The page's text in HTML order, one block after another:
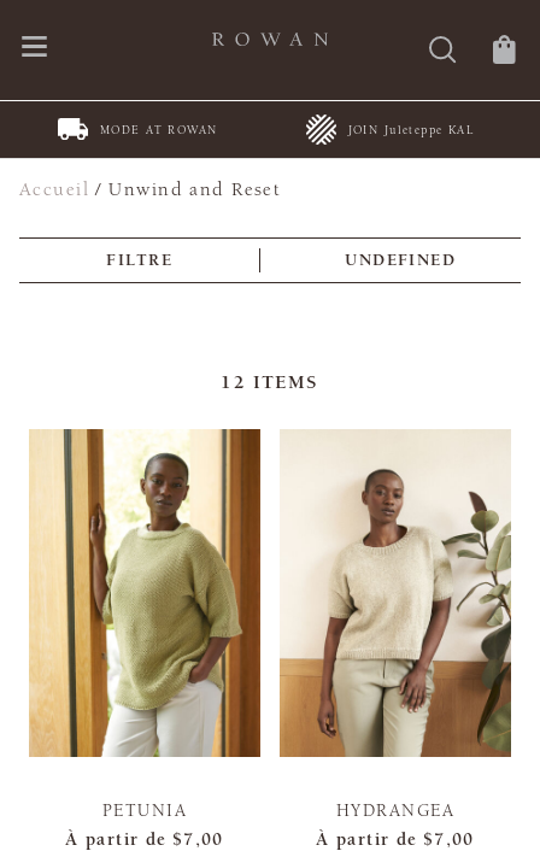
MODE AT ROWAN JOIN Juleteppe KAL
Accueil /Unwind and Reset
FILTRE UNDEFINED
12 ITEMS
PETUNIA
À partir de $7,00
HYDRANGEA
À partir de $7,00